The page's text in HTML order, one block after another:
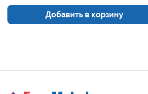
Добавить в корзину